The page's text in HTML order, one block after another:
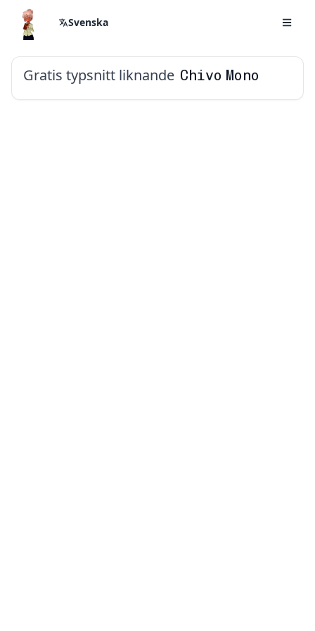
Svenska
Gratis typsnitt liknande Chivo Mono